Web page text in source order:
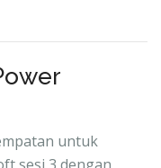
untuk
sesi 3 dengan